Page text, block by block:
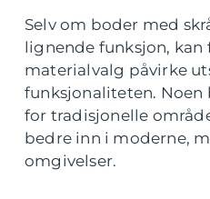
Selv om boder med
lignende funksjon,
materialvalg påvirke
funksjonaliteten. Noen
for tradisjonelle
bedre inn i moderne,
omgivelser.